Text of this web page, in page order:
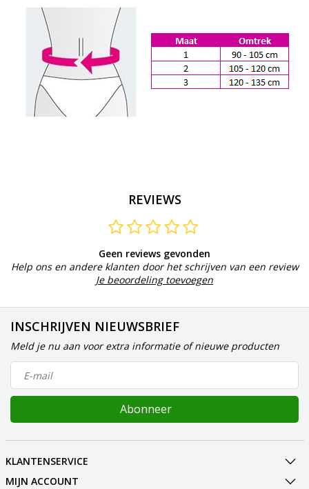
REVIEWS
Geen reviews gevonden
Help ons en andere klanten door het schrijven van een review
Je beoordeling toevoegen
INSCHRIJVEN NIEUWSBRIEF
Meld je nu aan voor extra informatie of nieuwe producten
Abonneer
KLANTENSERVICE
MIJN ACCOUNT